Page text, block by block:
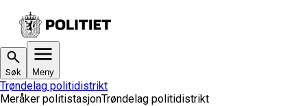
Søk Meny
Trøndelag politidistrikt
Meråker politistasjonTrøndelag politidistrikt